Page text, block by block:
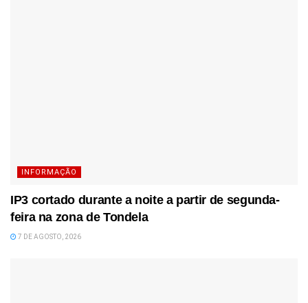
INFORMAÇÃO
IP3 cortado durante a noite a partir de segunda-
feira na zona de Tondela
7 DE AGOSTO, 2026